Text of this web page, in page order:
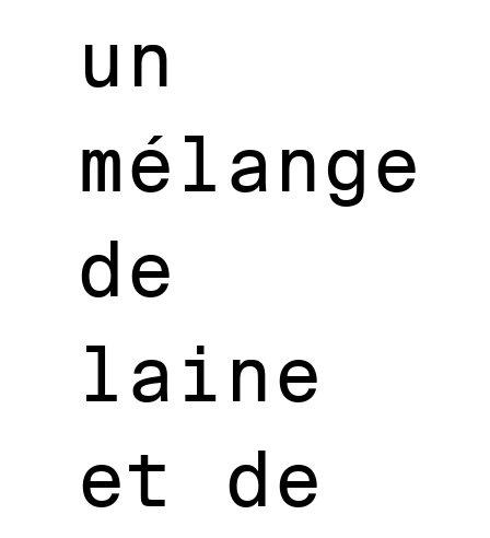
un
mélange
de
laine
et de